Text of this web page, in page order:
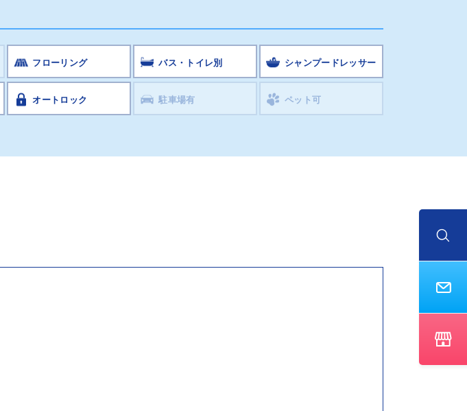
フローリング バス・トイレ別 シャンプードレッサー
オートロック 駐車場有 ペット可